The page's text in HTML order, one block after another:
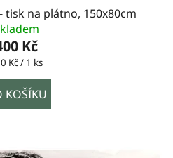
tisk na plátno, 150x80cm
Kč
Kč / 1 ks
KOŠÍKU